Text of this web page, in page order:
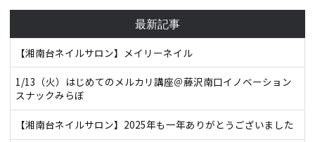
最新記事
【湘南台ネイルサロン】メイリーネイル
1/13（火）はじめてのメルカリ講座＠藤沢南口イノベーション
スナックみらぼ
【湘南台ネイルサロン】2025年も一年ありがとうございました